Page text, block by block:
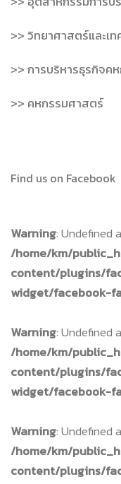
>> วิทยาศาสตร์และเท
>> การบริหารธุรกิจค
>> คหกรรมศาสตร์
Find us on Facebook
Warning: Undefined
/home/km/
content/plugins/
widget/facebook-
Warning: Undefined
/home/km/
content/plugins/
widget/facebook-
Warning: Undefined
/home/km/
content/plugins/